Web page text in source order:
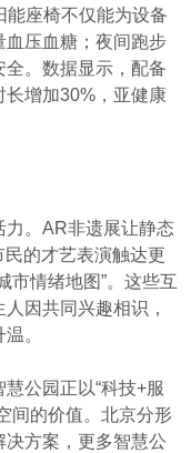
能座椅不仅能为设备
血压血糖；夜间跑步
。数据显示，配备
长增加30%，亚健康
。AR非遗展让静态
民的才艺表演触达更
市情绪地图”。这些互
因共同兴趣相识，
。
公园正以“科技+服
间的价值。北京分形
方案，更多智慧公